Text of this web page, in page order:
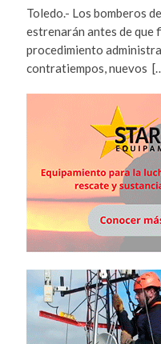
Toledo.- Los bomberos
estrenarán antes de que
procedimiento
contratiempos, nuevos